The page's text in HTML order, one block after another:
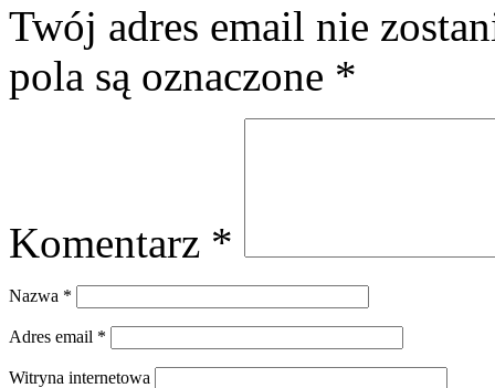
Twój adres email nie
pola są oznaczone *
Komentarz *
Nazwa *
Adres email *
Witryna internetowa